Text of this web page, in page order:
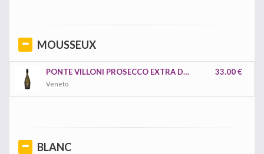
MOUSSEUX
PONTE VILLONI PROSECCO EXTRA DRY DOCG
Veneto
33.00 €
BLANC